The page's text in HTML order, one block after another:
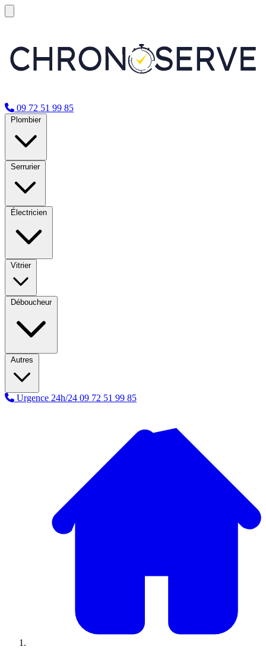
09 72 51 99 85
Plombier
Serrurier
Électricien
Vitrier
Déboucheur
Autres
Urgence 24h/24 09 72 51 99 85